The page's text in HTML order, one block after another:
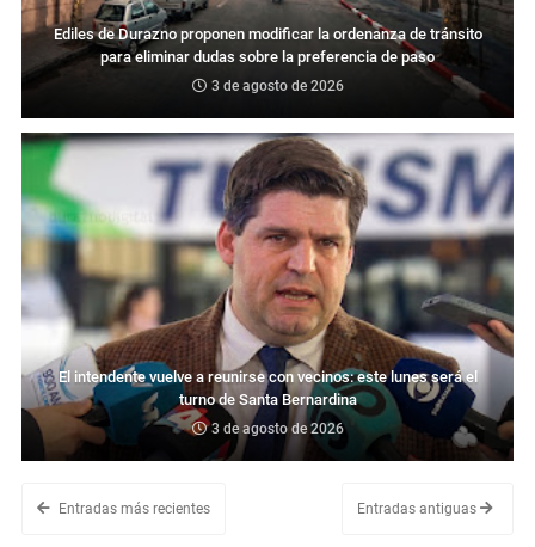
Ediles de Durazno proponen modificar la ordenanza de tránsito
para eliminar dudas sobre la preferencia de paso
3 de agosto de 2026
El intendente vuelve a reunirse con vecinos: este lunes será el
turno de Santa Bernardina
3 de agosto de 2026
Entradas más recientes Entradas antiguas